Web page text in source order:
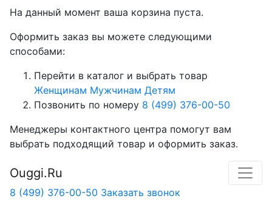
На данный момент ваша корзина пуста.
Оформить заказ вы можете следующими
способами:
Перейти в каталог и выбрать товар
Женщинам Мужчинам Детям
Позвонить по номеру 8 (499) 376-00-50
Менеджеры контактного центра помогут вам
выбрать подходящий товар и оформить заказ.
Ouggi.Ru
8 (499) 376-00-50 Заказать звонок